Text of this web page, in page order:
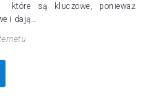
które są kluczowe, ponieważ
i dają…